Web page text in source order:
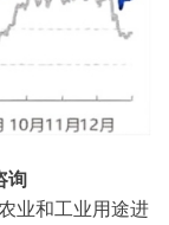
询
业和工业用途进